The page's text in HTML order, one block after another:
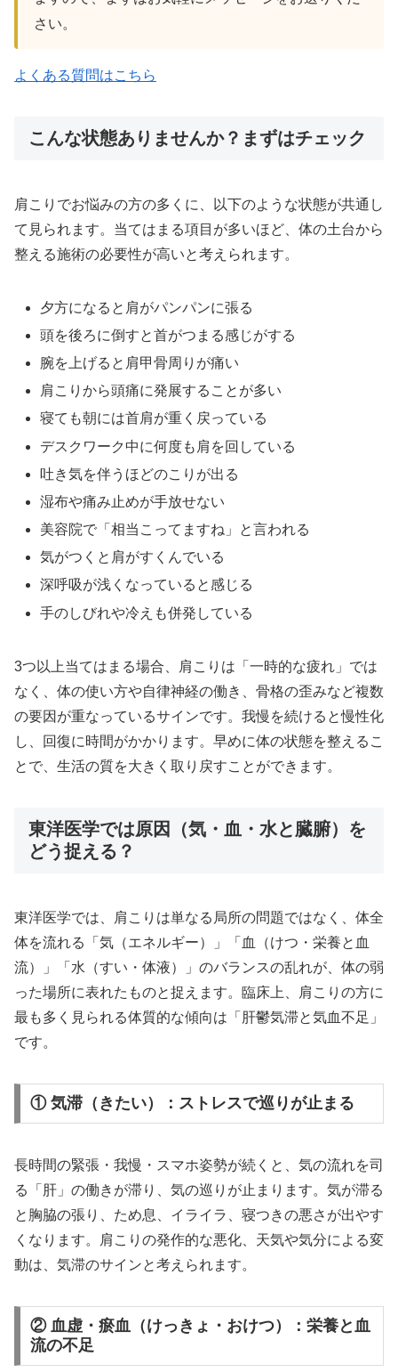
さい。
よくある質問はこちら
こんな状態ありませんか？まずはチェック
肩こりでお悩みの方の多くに、以下のような状態が共通し
て見られます。当てはまる項目が多いほど、体の土台から
整える施術の必要性が高いと考えられます。
夕方になると肩がパンパンに張る
頭を後ろに倒すと首がつまる感じがする
腕を上げると肩甲骨周りが痛い
肩こりから頭痛に発展することが多い
寝ても朝には首肩が重く戻っている
デスクワーク中に何度も肩を回している
吐き気を伴うほどのこりが出る
湿布や痛み止めが手放せない
美容院で「相当こってますね」と言われる
気がつくと肩がすくんでいる
深呼吸が浅くなっていると感じる
手のしびれや冷えも併発している
3つ以上当てはまる場合、肩こりは「一時的な疲れ」では
なく、体の使い方や自律神経の働き、骨格の歪みなど複数
の要因が重なっているサインです。我慢を続けると慢性化
し、回復に時間がかかります。早めに体の状態を整えるこ
とで、生活の質を大きく取り戻すことができます。
東洋医学では原因（気・血・水と臓腑）を
どう捉える？
東洋医学では、肩こりは単なる局所の問題ではなく、体全
体を流れる「気（エネルギー）」「血（けつ・栄養と血
流）」「水（すい・体液）」のバランスの乱れが、体の弱
った場所に表れたものと捉えます。臨床上、肩こりの方に
最も多く見られる体質的な傾向は「肝鬱気滞と気血不足」
です。
① 気滞（きたい）：ストレスで巡りが止まる
長時間の緊張・我慢・スマホ姿勢が続くと、気の流れを司
る「肝」の働きが滞り、気の巡りが止まります。気が滞る
と胸脇の張り、ため息、イライラ、寝つきの悪さが出やす
くなります。肩こりの発作的な悪化、天気や気分による変
動は、気滞のサインと考えられます。
② 血虚・瘀血（けっきょ・おけつ）：栄養と血
流の不足